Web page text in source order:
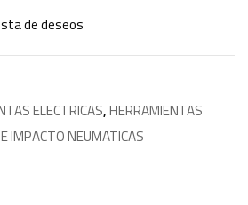
de deseos
ELECTRICAS,HERRAMIENTAS
IMPACTO NEUMATICAS